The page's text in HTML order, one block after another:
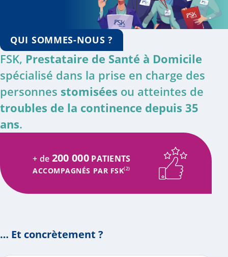
QUI SOMMES-NOUS ?
FSK, Prestataire de Santé à Domicile
spécialisé dans la prise en charge des
personnes stomisées ou atteintes de
troubles de la continence depuis 35
ans.
+ de 200 000 PATIENTS
ACCOMPAGNÉS PAR FSK(2)
… Et concrètement ?